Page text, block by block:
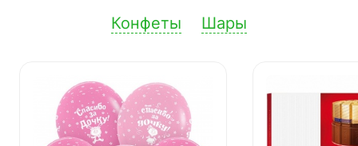
Конфеты Шары